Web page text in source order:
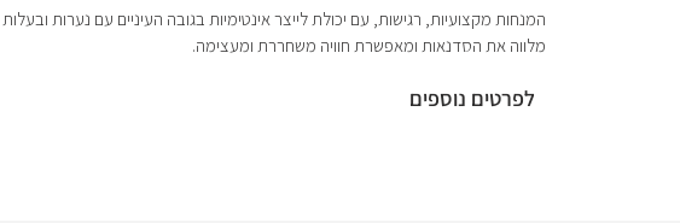
המנחות מקצועיות, רגישות, עם יכולת לייצר אינטימיות בגובה העיניים עם נערות
מלווה את הסדנאות ומאפשרת חוויה משחררת ומעצימה.
לפרטים נוספים